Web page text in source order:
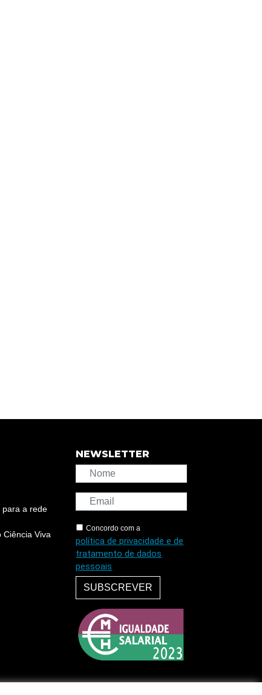
para a rede
Ciência Viva
NEWSLETTER
Concordo com a
política de privacidade e de
tratamento de dados
pessoais
SUBSCREVER